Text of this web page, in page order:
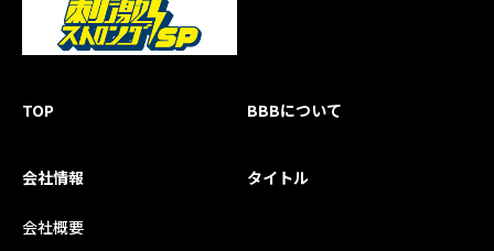
TOP BBBについて
会社情報
会社概要
タイトル